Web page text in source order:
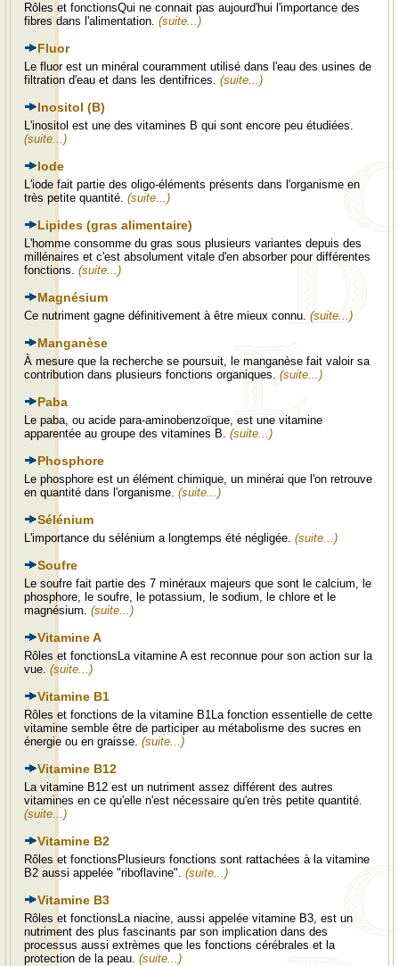
Rôles et fonctionsQui ne connait pas aujourd'hui l'importance des
fibres dans l'alimentation. (suite...)
Fluor
Le fluor est un minéral couramment utilisé dans l'eau des usines de
filtration d'eau et dans les dentifrices. (suite...)
Inositol (B)
L'inositol est une des vitamines B qui sont encore peu étudiées.
(suite...)
Iode
L'iode fait partie des oligo-éléments présents dans l'organisme en
très petite quantité. (suite...)
Lipides (gras alimentaire)
L'homme consomme du gras sous plusieurs variantes depuis des
millénaires et c'est absolument vitale d'en absorber pour différentes
fonctions. (suite...)
Magnésium
Ce nutriment gagne définitivement à être mieux connu. (suite...)
Manganèse
À mesure que la recherche se poursuit, le manganèse fait valoir sa
contribution dans plusieurs fonctions organiques. (suite...)
Paba
Le paba, ou acide para-aminobenzoïque, est une vitamine
apparentée au groupe des vitamines B. (suite...)
Phosphore
Le phosphore est un élément chimique, un minérai que l'on retrouve
en quantité dans l'organisme. (suite...)
Sélénium
L'importance du sélénium a longtemps été négligée. (suite...)
Soufre
Le soufre fait partie des 7 minéraux majeurs que sont le calcium, le
phosphore, le soufre, le potassium, le sodium, le chlore et le
magnésium. (suite...)
Vitamine A
Rôles et fonctionsLa vitamine A est reconnue pour son action sur la
vue. (suite...)
Vitamine B1
Rôles et fonctions de la vitamine B1La fonction essentielle de cette
vitamine semble être de participer au métabolisme des sucres en
énergie ou en graisse. (suite...)
Vitamine B12
La vitamine B12 est un nutriment assez différent des autres
vitamines en ce qu'elle n'est nécessaire qu'en très petite quantité.
(suite...)
Vitamine B2
Rôles et fonctionsPlusieurs fonctions sont rattachées à la vitamine
B2 aussi appelée "riboflavine". (suite...)
Vitamine B3
Rôles et fonctionsLa niacine, aussi appelée vitamine B3, est un
nutriment des plus fascinants par son implication dans des
processus aussi extrèmes que les fonctions cérébrales et la
protection de la peau. (suite...)